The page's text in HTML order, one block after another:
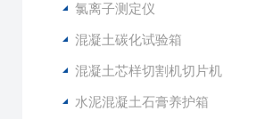
氯离子测定仪
混凝土碳化试验箱
混凝土芯样切割机切片机
水泥混凝土石膏养护箱